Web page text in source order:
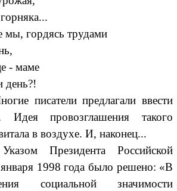
мы, гордясь трудами
- маме
день?!
писатели предлагали ввести
Идея провозглашения такого
в воздухе. И, наконец...
Указом Президента Российской
1998 года было решено: «В
социальной значимости